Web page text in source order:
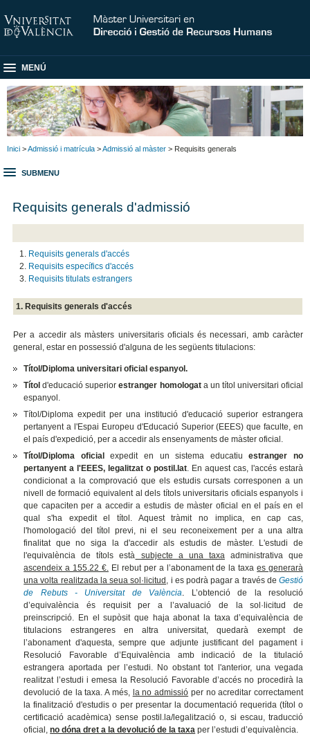
MENÚ
Inici >Admissió i matrícula >Admissió al màster > Requisits generals
SUBMENU
Requisits generals d'admissió
Requisits generals d'accés
Requisits específics d'accés
Requisits titulats estrangers
1. Requisits generals d'accés
Per a accedir als màsters universitaris oficials és necessari, amb caràcter
general, estar en possessió d'alguna de les següents titulacions:
Títol/Diploma universitari oficial espanyol.
Títol d'educació superiorestranger homologat a un títol universitari oficial
espanyol.
Títol/Diploma expedit per una institució d'educació superior estrangera
pertanyent a l'Espai Europeu d'Educació Superior (EEES) que faculte, en
el país d'expedició, per a accedir als ensenyaments de màster oficial.
Títol/Diploma oficial
expedit en un sistema educatiuestranger no
pertanyent a l'EEES, legalitzat o postil.lat. En aquest cas, l'accés estarà
condicionat a la comprovació que els estudis cursats corresponen a un
nivell de formació equivalent al dels títols universitaris oficials espanyols i
que capaciten per a accedir a estudis de màster oficial en el país en el
qual s'ha expedit el títol. Aquest tràmit no implica, en cap cas,
l'homologació del títol previ, ni el seu reconeixement per a una altra
finalitat que no siga la d'accedir als estudis de màster. L'estudi de
l'equivalència de títols està subjecte a una taxaadministrativa que
ascendeix a 155.22 €. El rebut per a l’abonament de la taxaes generarà
una volta realitzada la seua sol·licitud, i es podrà pagar a través de Gestió
de Rebuts - Universitat de València.
L’obtenció de la resolució
d’equivalència és requisit per a l’avaluació de la sol·licitud de
preinscripció. En el supòsit que haja abonat la taxa d’equivalència de
titulacions estrangeres en altra universitat, quedarà exempt de
l’abonament d'aquesta, sempre que adjunte justificant del pagament i
Resolució Favorable d’Equivalència amb indicació de la titulació
estrangera aportada per l’estudi. No obstant tot l'anterior, una vegada
realitzat l’estudi i emesa la Resolució Favorable d’accés no procedirà la
devolució de la taxa. A més, la no admissió per no acreditar correctament
la finalització d'estudis o per presentar la documentació requerida (títol o
certificació acadèmica) sense postil.la/legalització o, si escau, traducció
oficial,no dóna dret a la devolució de la taxa per l’estudi d’equivalència.